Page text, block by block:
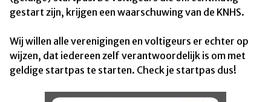
gestart zijn, krijgen een waarschuwing van de KNHS.
Wij willen alle verenigingen en voltigeurs er echter op
wijzen, dat iedereen zelf verantwoordelijk is om met
geldige startpas te starten. Check je startpas dus!